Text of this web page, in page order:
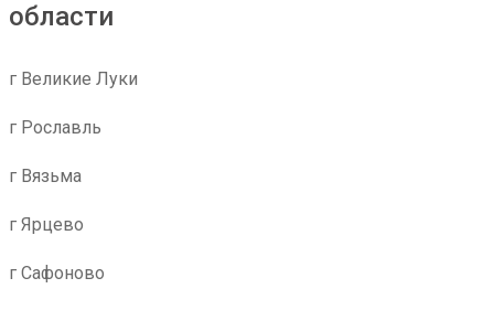
области
г Великие Луки
г Рославль
г Вязьма
г Ярцево
г Сафоново